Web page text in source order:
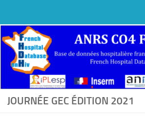
JOURNÉE GEC ÉDITION 2021